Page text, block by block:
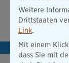
Zur E-
Weitere
Drittstaaten
Link.
Mit einem
dass Sie mit